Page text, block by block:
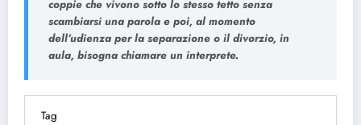
coppie che vivono sotto lo stesso tetto senza
scambiarsi una parola e poi, al momento
dell’udienza per la separazione o il divorzio, in
aula, bisogna chiamare un interprete.
Tag